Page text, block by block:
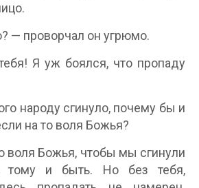
— проворчал он угрюмо.
Я уж боялся, что пропаду
народу сгинуло, почему бы и
на то воля Божья?
воля Божья, чтобы мы сгинули
тому и быть. Но без тебя,